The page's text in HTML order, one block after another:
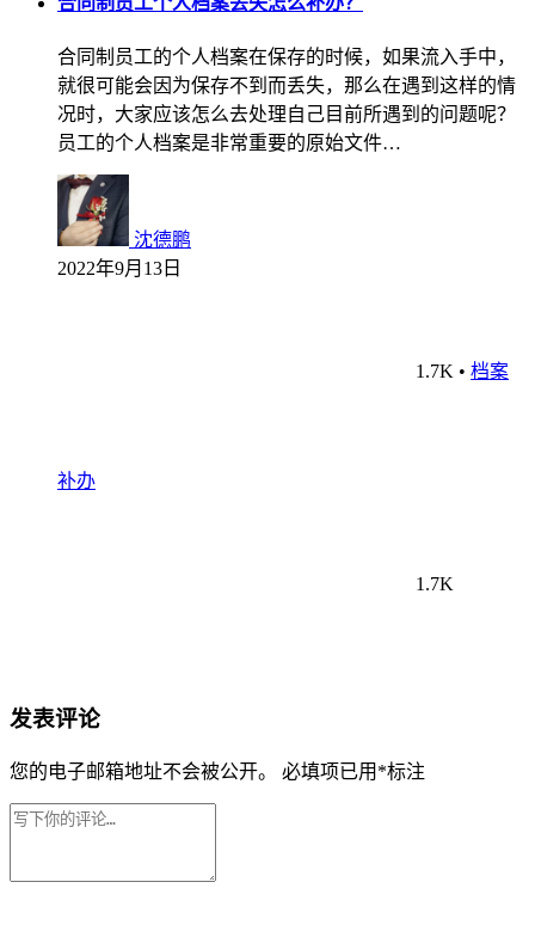
合同制员工的个人档案在保存的时候，如果流入手中，
就很可能会因为保存不到而丢失，那么在遇到这样的情
况时，大家应该怎么去处理自己目前所遇到的问题呢？
员工的个人档案是非常重要的原始文件…
沈德鹏
2022年9月13日
1.7K • 档案
补办
1.7K
发表评论
您的电子邮箱地址不会被公开。 必填项已用 *标注